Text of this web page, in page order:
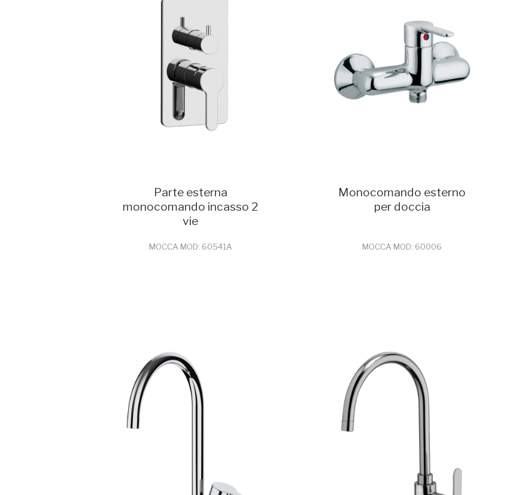
Parte esterna
monocomando incasso 2
vie
MOCCA MOD: 60541A
Monocomando esterno
per doccia
MOCCA MOD: 60006